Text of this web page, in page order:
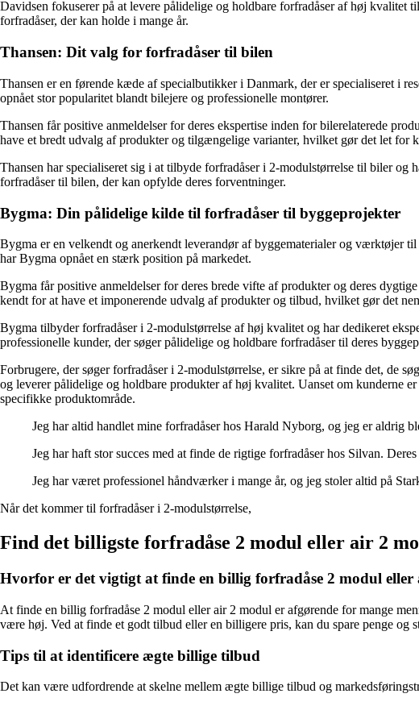
Davidsen fokuserer på at levere pålidelige og holdbare forfradåser af høj kvalitet
forfradåser, der kan holde i mange år.
Thansen: Dit valg for forfradåser til bilen
Thansen er en førende kæde af specialbutikker i Danmark, der er specialiseret i
opnået stor popularitet blandt bilejere og professionelle montører.
Thansen får positive anmeldelser for deres ekspertise inden for bilerelaterede
have et bredt udvalg af produkter og tilgængelige varianter, hvilket gør det let for
Thansen har specialiseret sig i at tilbyde forfradåser i 2-modulstørrelse til biler
forfradåser til bilen, der kan opfylde deres forventninger.
Bygma: Din pålidelige kilde til forfradåser til byggeprojekter
Bygma er en velkendt og anerkendt leverandør af byggematerialer og værktøjer
har Bygma opnået en stærk position på markedet.
Bygma får positive anmeldelser for deres brede vifte af produkter og deres
kendt for at have et imponerende udvalg af produkter og tilbud, hvilket gør det
Bygma tilbyder forfradåser i 2-modulstørrelse af høj kvalitet og har dedikeret
professionelle kunder, der søger pålidelige og holdbare forfradåser til deres
Forbrugere, der søger forfradåser i 2-modulstørrelse, er sikre på at finde det, de
og leverer pålidelige og holdbare produkter af høj kvalitet. Uanset om kunderne
specifikke produktområde.
Jeg har altid handlet mine forfradåser hos Harald Nyborg, og jeg er aldrig
Jeg har haft stor succes med at finde de rigtige forfradåser hos Silvan.
Jeg har været professionel håndværker i mange år, og jeg stoler altid på
Når det kommer til forfradåser i 2-modulstørrelse,
Find det billigste forfradåse 2 modul eller air 2
Hvorfor er det vigtigt at finde en billig forfradåse 2 modul eller
At finde en billig forfradåse 2 modul eller air 2 modul er afgørende for mange
være høj. Ved at finde et godt tilbud eller en billigere pris, kan du spare penge og
Tips til at identificere ægte billige tilbud
Det kan være udfordrende at skelne mellem ægte billige tilbud og